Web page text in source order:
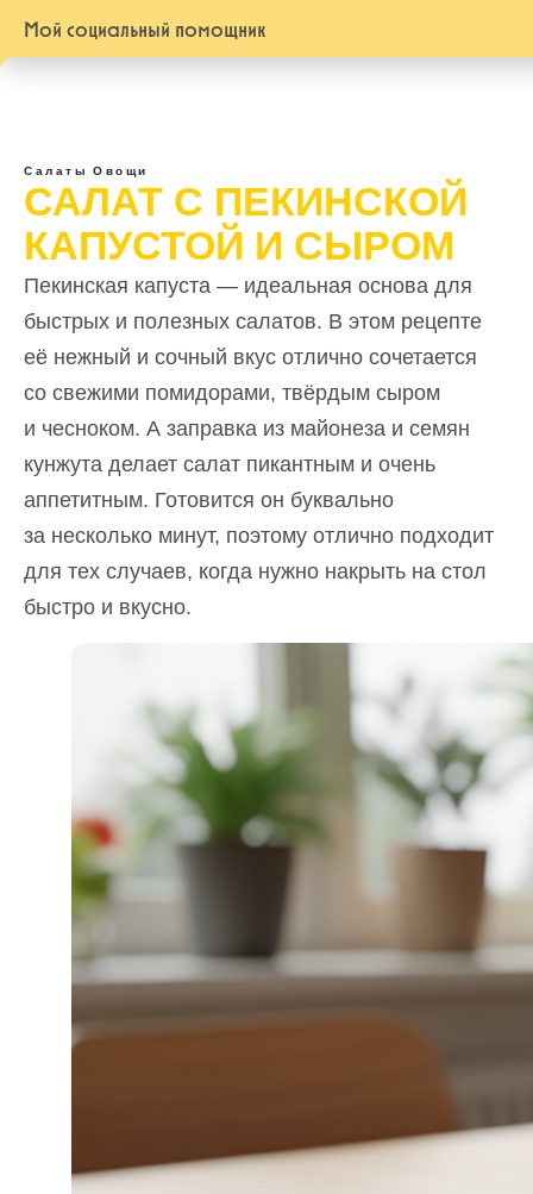
Мой социальный помощник
Салаты Овощи
САЛАТ С ПЕКИНСКОЙ
КАПУСТОЙ И СЫРОМ
Пекинская капуста — идеальная основа для
быстрых и полезных салатов. В этом рецепте
её нежный и сочный вкус отлично сочетается
со свежими помидорами, твёрдым сыром
и чесноком. А заправка из майонеза и семян
кунжута делает салат пикантным и очень
аппетитным. Готовится он буквально
за несколько минут, поэтому отлично подходит
для тех случаев, когда нужно накрыть на стол
быстро и вкусно.